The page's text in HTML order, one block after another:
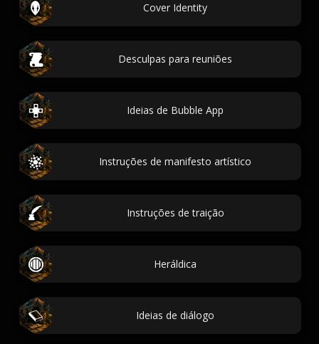
Cover Identity
Desculpas para reuniões
Ideias de Bubble App
Instruções de manifesto artístico
Instruções de traição
Heráldica
Ideias de diálogo